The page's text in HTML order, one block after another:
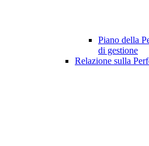
Piano della
di gestione
Relazione sulla